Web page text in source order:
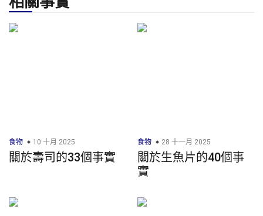
食物 10 十月 2025
關於壽司的33個事實
食物 28 十一月 2025
關於生魚片的40個事
實